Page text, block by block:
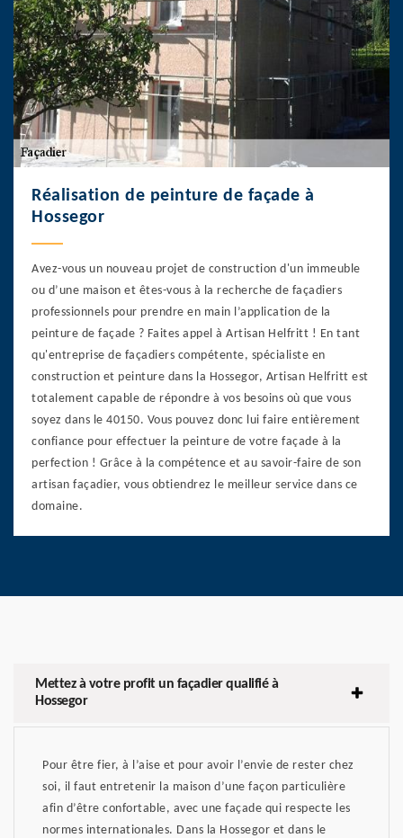
Réalisation de peinture de façade à
Hossegor
Avez-vous un nouveau projet de construction d'un immeuble
ou d’une maison et êtes-vous à la recherche de façadiers
professionnels pour prendre en main l’application de la
peinture de façade ? Faites appel à Artisan Helfritt ! En tant
qu'entreprise de façadiers compétente, spécialiste en
construction et peinture dans la Hossegor, Artisan Helfritt est
totalement capable de répondre à vos besoins où que vous
soyez dans le 40150. Vous pouvez donc lui faire entièrement
confiance pour effectuer la peinture de votre façade à la
perfection ! Grâce à la compétence et au savoir-faire de son
artisan façadier, vous obtiendrez le meilleur service dans ce
domaine.
Mettez à votre profit un façadier qualifié à
Hossegor
Pour être fier, à l’aise et pour avoir l’envie de rester chez
soi, il faut entretenir la maison d’une façon particulière
afin d’être confortable, avec une façade qui respecte les
normes internationales. Dans la Hossegor et dans le